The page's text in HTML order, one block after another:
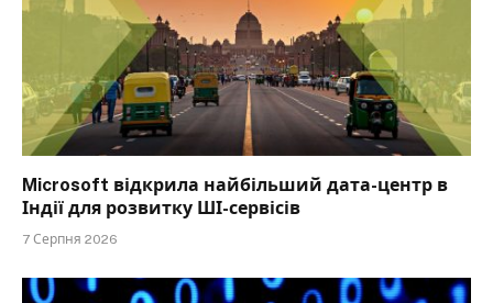
Microsoft відкрила найбільший дата-центр в
Індії для розвитку ШІ-сервісів
7 Серпня 2026